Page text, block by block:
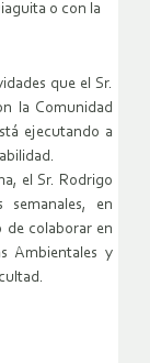
o con la
que el Sr.
la Comunidad
ejecutando a
el Sr. Rodrigo
en
de colaborar en
Ambientales y